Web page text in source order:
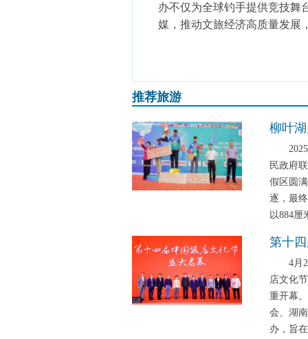
办不仅为全球钓手提供竞技舞
媒，推动文旅经济高质量发展
推荐旅游
柳叶
2025
民政府
假区圆
逐，最
以884
第十
4月22
店文化
重开幕
会、湖
办，旨